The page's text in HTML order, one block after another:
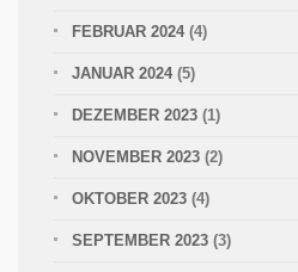
FEBRUAR 2024 (4)
JANUAR 2024 (5)
DEZEMBER 2023 (1)
NOVEMBER 2023 (2)
OKTOBER 2023 (4)
SEPTEMBER 2023 (3)